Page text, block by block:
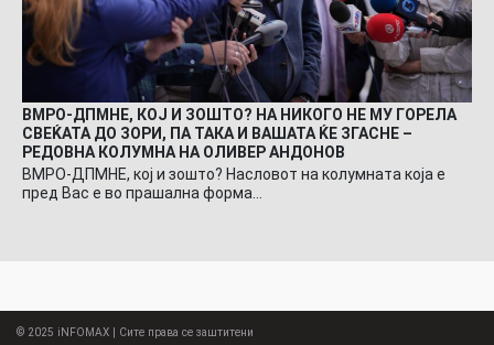
ВМРО-ДПМНЕ, КОЈ И ЗОШТО? НА НИКОГО НЕ МУ ГОРЕЛА
СВЕЌАТА ДО ЗОРИ, ПА ТАКА И ВАШАТА ЌЕ ЗГАСНЕ –
РЕДОВНА КОЛУМНА НА ОЛИВЕР АНДОНОВ
ВМРО-ДПМНЕ, кој и зошто? Насловот на колумната која е
пред Вас е во прашална форма…
© 2025 iNFOMAX | Сите права се заштитени